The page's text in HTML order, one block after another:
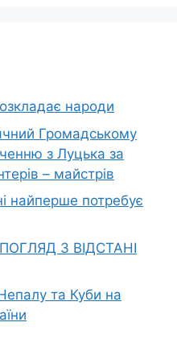
народи
Громадському
з Луцька за
– майстрів
найперше потребує
З ВІДСТАНІ
та Куби на